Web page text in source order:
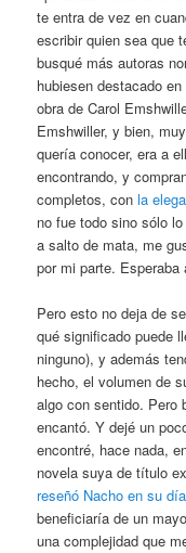
te entra de vez en
escribir quien sea que
busqué más autoras
hubiesen destacado
obra de Carol
Emshwiller, y bien,
quería conocer, era a
encontrando, y
completos, conla
no fue todo sino sólo
a salto de mata, me
por mi parte.
Pero esto no deja de
qué significado puede
ninguno), y además
hecho, el volumen de
algo con sentido. Pero
encantó. Y dejé un
encontré, hace nada,
novela suya de título
reseñó Nacho en su día
beneficiaría de un
una complejidad que